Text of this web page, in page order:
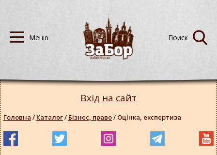
Вхід на сайт
Головна / Каталог/ Бізнес, право/ Оцінка, експертиза